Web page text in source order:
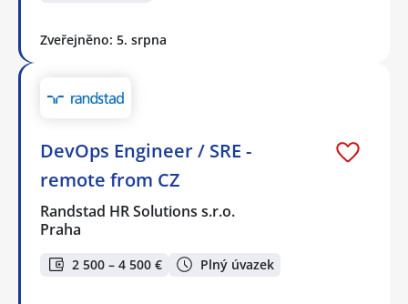
Zveřejněno: 5. srpna
DevOps Engineer / SRE -
remote from CZ
Randstad HR Solutions s.r.o.
Praha
2 500 – 4 500 € Plný úvazek